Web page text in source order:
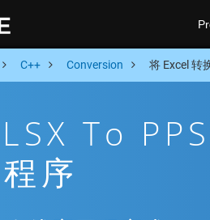
C++ Conversion 将 Excel 转
To
序